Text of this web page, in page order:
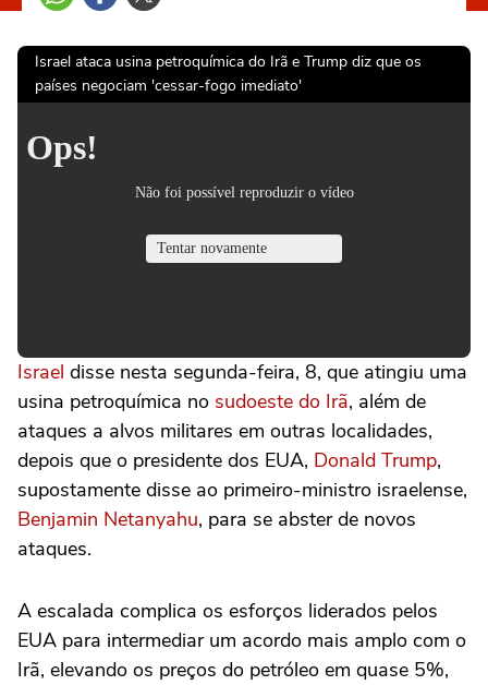
Israel ataca usina petroquímica do Irã e Trump diz que os
países negociam 'cessar-fogo imediato'
Israel disse nesta segunda-feira, 8, que atingiu uma
usina petroquímica no sudoeste do Irã, além de
ataques a alvos militares em outras ‌localidades,
depois que o presidente dos EUA, Donald Trump,
supostamente disse ao primeiro-ministro israelense,
Benjamin Netanyahu, para se abster de novos
ataques.
A escalada complica os esforços liderados pelos
EUA para intermediar um acordo mais amplo com o
Irã, elevando os preços do petróleo em quase 5%,